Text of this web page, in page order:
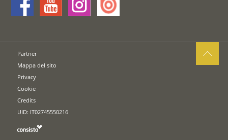
Partner
Mappa del sito
Privacy
Cookie
Credits
UID: IT02745550216